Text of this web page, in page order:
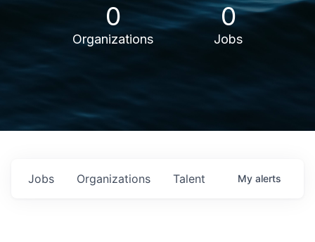
0
Organizations
0
Jobs
Jobs Organizations Talent My alerts